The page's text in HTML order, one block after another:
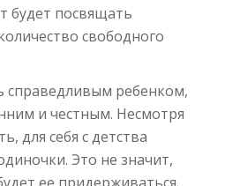
будет посвящать
свободного
справедливым ребенком,
и честным. Несмотря
для себя с детства
Это не значит,